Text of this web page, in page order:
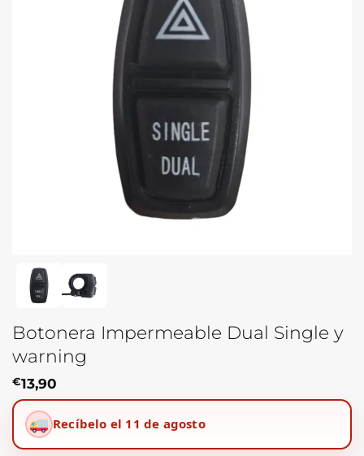
Botonera Impermeable Dual Single y
warning
€13,90
Recíbelo el 11 de agosto